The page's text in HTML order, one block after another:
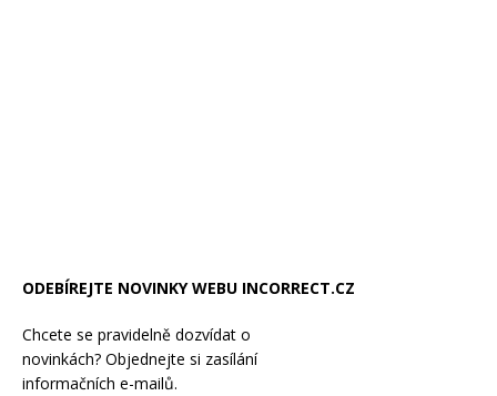
ODEBÍREJTE NOVINKY WEBU INCORRECT.CZ
Chcete se pravidelně dozvídat o
novinkách? Objednejte si zasílání
informačních e-mailů.